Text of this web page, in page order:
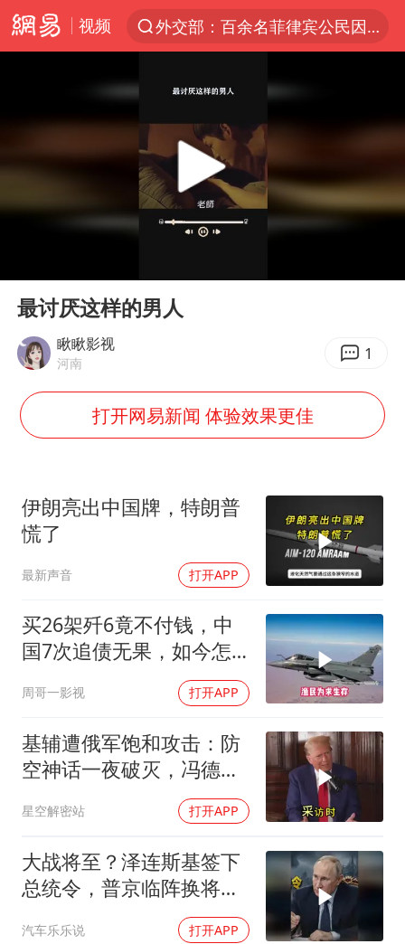
视频
外交部：百余名菲律宾公民因非法就业、非法居留被依法处理
台湾不是国家不存在“国格”
百花奖完整获奖名单公布
哥伦比亚强震已致超20人死亡
国内发现多起“Sorry”勒索病毒攻击
上海将苏州河水强排至黄浦江
外交部：藏南地区是中国领土
真理之光，何以能照亮复兴之路？
Play
最讨厌这样的男人
瞅瞅影视
河南 1
打开网易新闻 体验效果更佳
伊朗亮出中国牌，特朗普
慌了
最新声音 打开APP
买26架歼6竟不付钱，中
国7次追债无果，如今怎
周哥一影视 打开APP
基辅遭俄军饱和攻击：防
空神话一夜破灭，冯德莱
恩怒了，欧洲的钱却救不
了急
星空解密站 打开APP
大战将至？泽连斯基签下
总统令，普京临阵换将，
汽车乐乐说 打开APP